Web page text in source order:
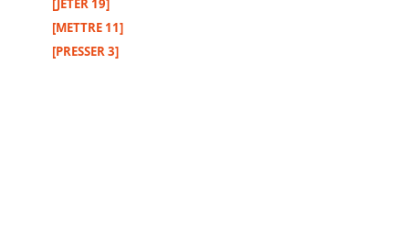
[JETER 19]
[METTRE 11]
[PRESSER 3]